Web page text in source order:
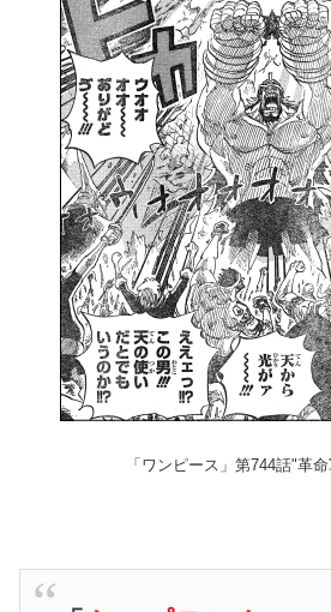
「ワンピース」第744話"革